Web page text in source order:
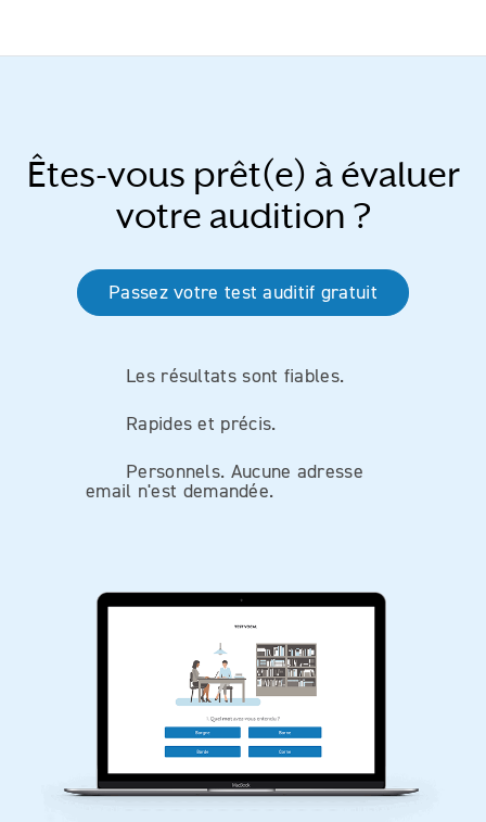
Êtes-vous prêt(e) à évaluer
votre audition ?
Passez votre test auditif gratuit
Les résultats sont fiables.
Rapides et précis.
Personnels. Aucune adresse
email n'est demandée.